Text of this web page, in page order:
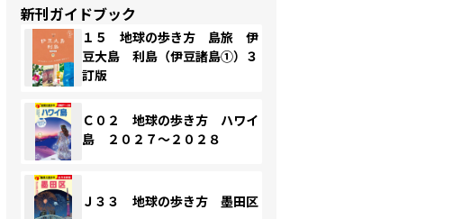
新刊ガイドブック
１５ 地球の歩き方 島旅 伊
豆大島 利島（伊豆諸島①）３
訂版
Ｃ０２ 地球の歩き方 ハワイ
島 ２０２７～２０２８
Ｊ３３ 地球の歩き方 墨田区